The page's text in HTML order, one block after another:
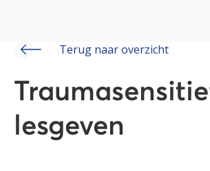
Terug naar overzicht
lesgeven